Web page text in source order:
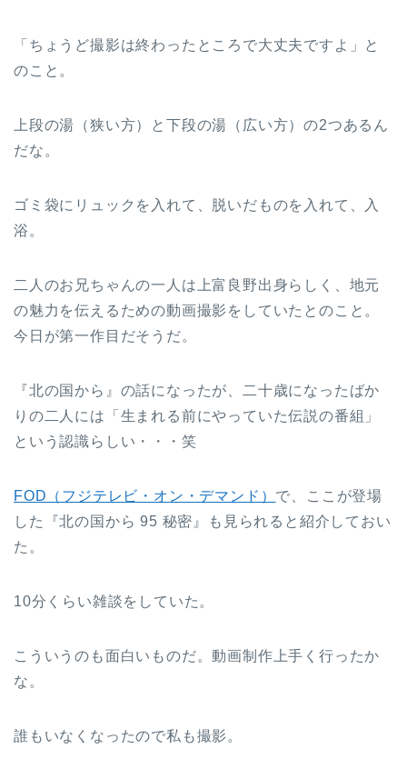
「ちょうど撮影は終わったところで大丈夫ですよ」と
のこと。
上段の湯（狭い方）と下段の湯（広い方）の2つあるん
だな。
ゴミ袋にリュックを入れて、脱いだものを入れて、入
浴。
二人のお兄ちゃんの一人は上富良野出身らしく、地元
の魅力を伝えるための動画撮影をしていたとのこと。
今日が第一作目だそうだ。
『北の国から』の話になったが、二十歳になったばか
りの二人には「生まれる前にやっていた伝説の番組」
という認識らしい・・・笑
FOD（フジテレビ・オン・デマンド） で、ここが登場
した『北の国から 95 秘密』も見られると紹介しておい
た。
10分くらい雑談をしていた。
こういうのも面白いものだ。動画制作上手く行ったか
な。
誰もいなくなったので私も撮影。